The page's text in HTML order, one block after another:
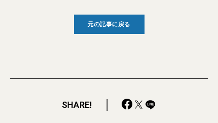
元の記事に戻る
SHARE!